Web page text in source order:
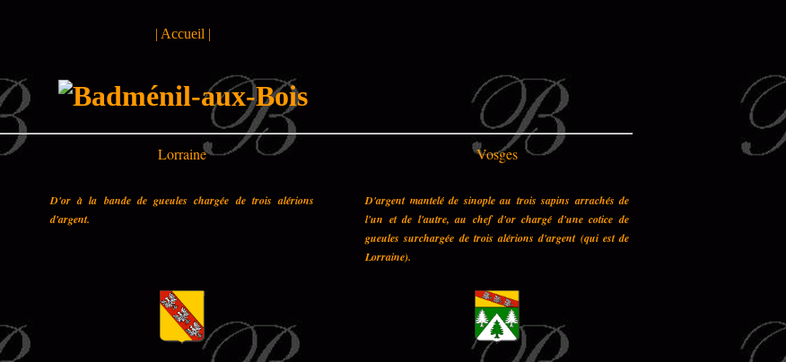
| Accueil |
Lorraine Vosges
D'or à la bande de gueules chargée de trois alérions
d'argent.
D'argent mantelé de sinople au trois sapins arrachés de
l'un et de l'autre, au chef d'or chargé d'une cotice de
gueules surchargée de trois alérions d'argent (qui est de
Lorraine).